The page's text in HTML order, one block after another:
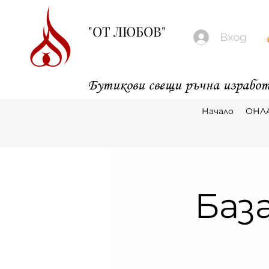
"ОТ ЛЮБОВ" Вход
Бутикови свещи ръчна
Начало